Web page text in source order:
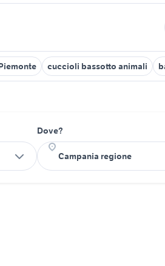
cuccioli bassotto animali
Dove?